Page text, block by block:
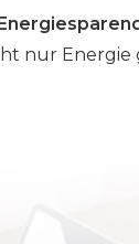
nur Energie